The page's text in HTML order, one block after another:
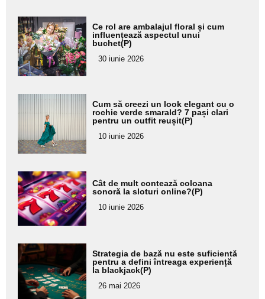
Adaugă
aici textul
pentru
subtitlu
Ce rol are ambalajul floral și cum
influențează aspectul unui
buchet(P)
30 iunie 2026
Adaugă
aici textul
pentru
subtitlu
Cum să creezi un look elegant cu o
rochie verde smarald? 7 pași clari
pentru un outfit reușit(P)
10 iunie 2026
Adaugă
aici textul
pentru
subtitlu
Cât de mult contează coloana
sonoră la sloturi online?(P)
10 iunie 2026
Adaugă
aici textul
pentru
subtitlu
Strategia de bază nu este suficientă
pentru a defini întreaga experiență
la blackjack(P)
26 mai 2026